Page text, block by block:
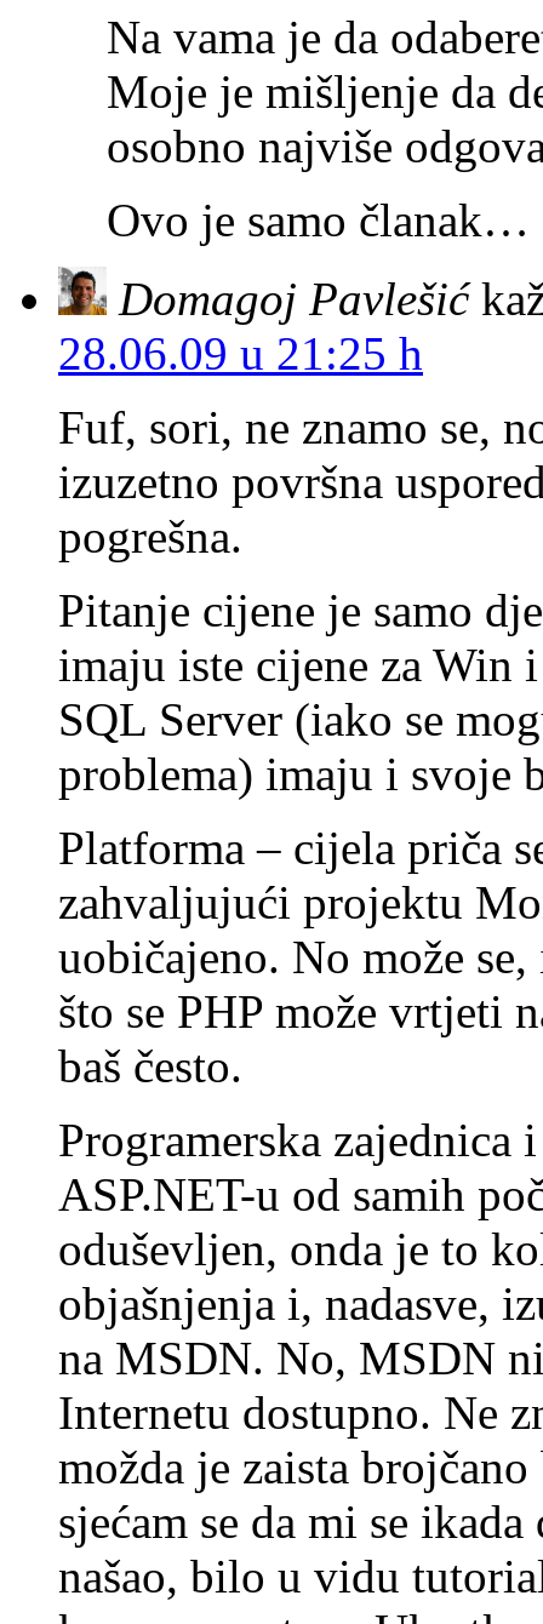
Na vama je da
Moje je mišljenje da
osobno najviše
Ovo je samo članak…
Domagoj Pavlešić
28.06.09 u 21:25 h
Fuf, sori, ne znamo se,
izuzetno površna
pogrešna.
Pitanje cijene je samo
imaju iste cijene za Win
SQL Server (iako se
problema) imaju i svoje
Platforma – cijela priča
zahvaljujući projektu
uobičajeno. No može
što se PHP može vrtjeti
baš često.
Programerska
ASP.NET-u od samih
oduševljen, onda je to
objašnjenja i, nadasve,
na MSDN. No, MSDN
Internetu dostupno. Ne
možda je zaista
sjećam se da mi se
našao, bilo u vidu